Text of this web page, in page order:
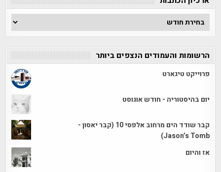
ארכיון
הכתבות
הרשומות והעמודים הנצפים ביותר
פרוייקט טיגארט
יום בהיסטוריה - חודש אוגוסט
קבר שודד הים מרחוב אלפסי 10 (קבר יאסון -
Jason’s Tomb)
אז והיום